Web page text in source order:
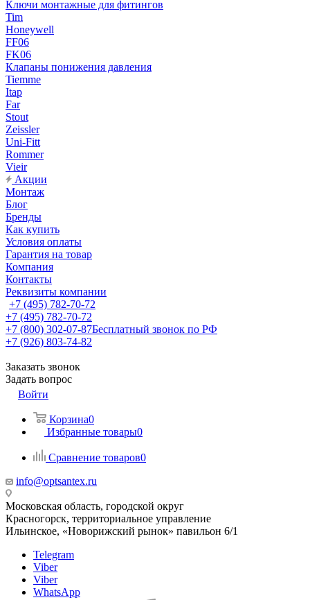
Ключи монтажные для фитингов
Tim
Honeywell
FF06
FK06
Клапаны понижения давления
Tiemme
Itap
Far
Stout
Zeissler
Uni-Fitt
Rommer
Vieir
Акции
Монтаж
Блог
Бренды
Как купить
Условия оплаты
Гарантия на товар
Компания
Контакты
Реквизиты компании
+7 (495) 782-70-72
+7 (495) 782-70-72
+7 (800) 302-07-87Бесплатный звонок по РФ
+7 (926) 803-74-82
Заказать звонок
Задать вопрос
Войти
Корзина0
Избранные товары0
Сравнение товаров0
info@optsantex.ru
Московская область, городской округ
Красногорск, территориальное управление
Ильинское, «Новорижский рынок» павильон 6/1
Telegram
Viber
Viber
WhatsApp